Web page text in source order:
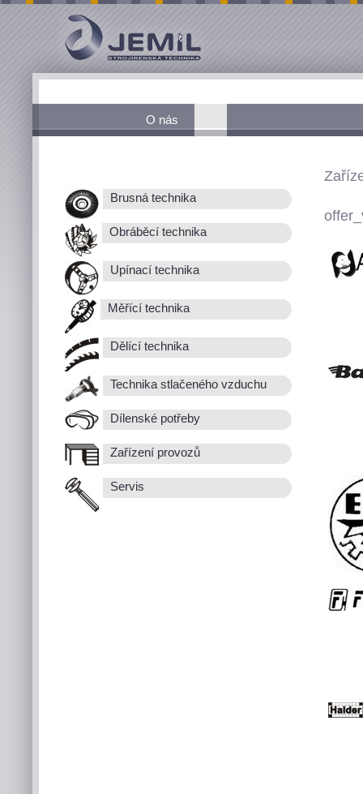
O nás
Brusná technika
Obráběcí technika
Upínací technika
Měřící technika
Dělící technika
Technika stlačeného vzduchu
Dílenské potřeby
Zařízení provozů
Servis